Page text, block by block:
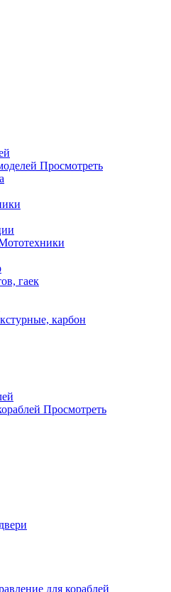
Просмотреть
гаек
карбон
Просмотреть
для кораблей